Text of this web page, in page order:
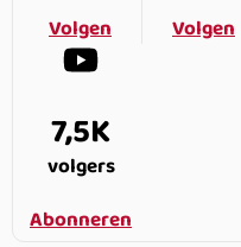
Volgen
Volgen
7,5K
volgers
Abonneren